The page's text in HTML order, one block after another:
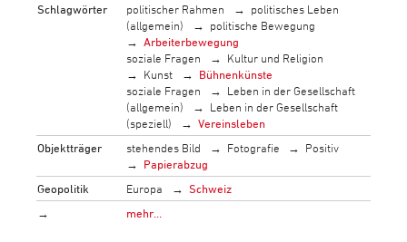
Schlagwörter
politischer Rahmen
politisches Leben
(allgemein)
politische Bewegung
Arbeiterbewegung
soziale Fragen
Kultur und Religion
Kunst
Bühnenkünste
soziale Fragen
Leben in der Gesellschaft
(allgemein)
Leben in der Gesellschaft
(speziell)
Vereinsleben
Objektträger
stehendes Bild Fotografie
Positiv
Papierabzug
Geopolitik
Europa
Schweiz
→
mehr…